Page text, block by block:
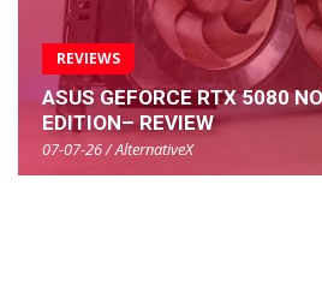
REVIEWS
ASUS GEFORCE RTX 5080
EDITION– REVIEW
07-07-26 / AlternativeX